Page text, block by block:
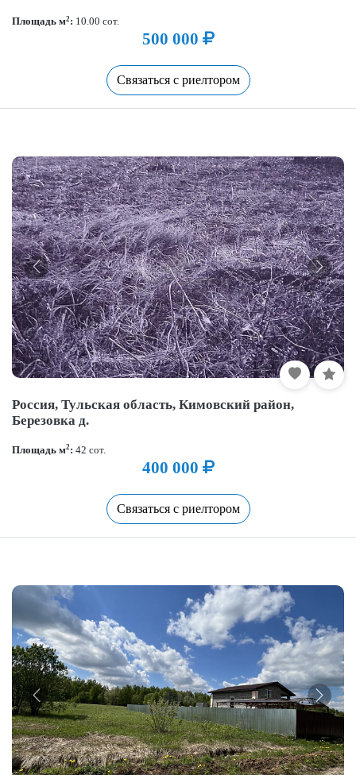
Площадь м2 : 10.00 сот.
500 000
Связаться с риелтором
Россия, Тульская область, Кимовский район,
Березовка д.
Площадь м2: 42 сот.
400 000
Связаться с риелтором